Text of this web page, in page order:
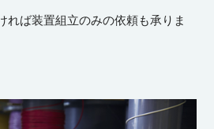
れば装置組立のみの依頼も承りま